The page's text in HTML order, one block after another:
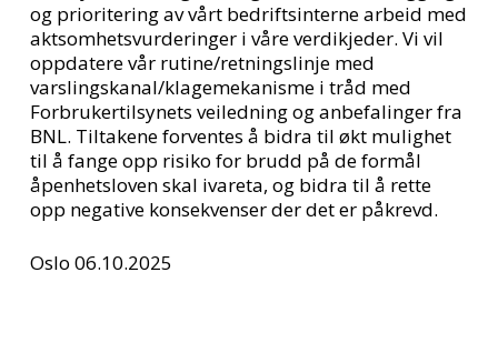
og prioritering av vårt bedriftsinterne arbeid med
aktsomhetsvurderinger i våre verdikjeder. Vi vil
oppdatere vår rutine/retningslinje med
varslingskanal/klagemekanisme i tråd med
Forbrukertilsynets veiledning og anbefalinger fra
BNL. Tiltakene forventes å bidra til økt mulighet
til å fange opp risiko for brudd på de formål
åpenhetsloven skal ivareta, og bidra til å rette
opp negative konsekvenser der det er påkrevd.
Oslo 06.10.2025